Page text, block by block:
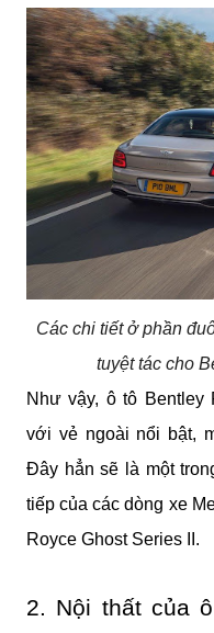
Các chi tiết ở phần
tuyệt tác cho
Như vậy, ô tô Bentley
với vẻ ngoài nổi bật,
Đây hẳn sẽ là một
tiếp của các dòng xe
Royce Ghost Series II.
2. Nội thất của